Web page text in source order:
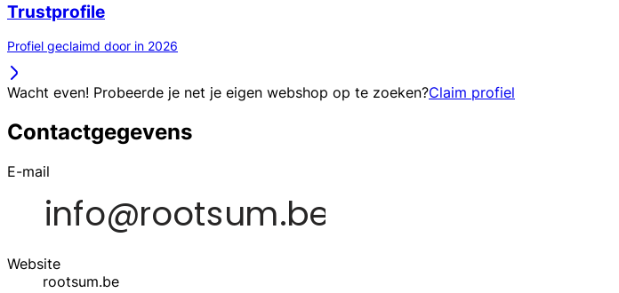
Trustprofile
Profiel geclaimd door in 2026
Wacht even! Probeerde je net je eigen webshop op te zoeken?Claim profiel
Contactgegevens
E-mail
Website
rootsum.be